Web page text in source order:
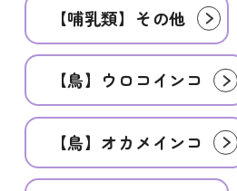
【哺乳類】その他
【鳥】ウロコインコ
【鳥】オカメインコ